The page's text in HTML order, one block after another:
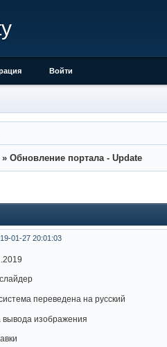
Войти
» Обновление портала - Update
01-27 20:01:03
переведена на русский
вывода изображения